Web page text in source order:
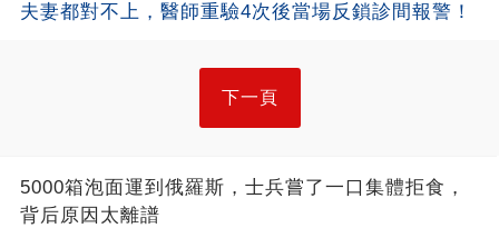
夫妻都對不上，醫師重驗4次後當場反鎖診間報警！
下一頁
5000箱泡面運到俄羅斯，士兵嘗了一口集體拒食，
背后原因太離譜